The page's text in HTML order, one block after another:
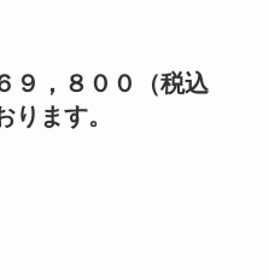
９，８００（税込
ます。